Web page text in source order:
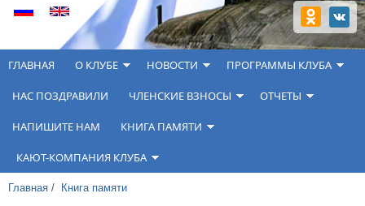
ГЛАВНАЯ О КЛУБЕ НОВОСТИ ПРОГРАММЫ КЛУБА
НАС ПОЗДРАВИЛИ ЧЛЕНСКИЕ ВЗНОСЫ ОТЧЕТЫ
НАПИШИТЕ НАМ КНИГА ПАМЯТИ
КАЮТ-КОМПАНИЯ КЛУБА
Главная / Книга памяти